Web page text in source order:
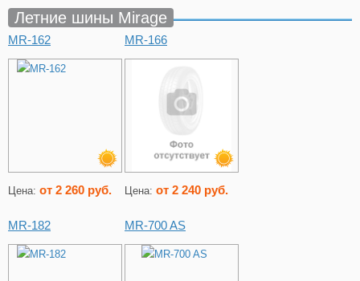
Оплата и доставка
Шиномонтаж
Контакты
Летние шины Mirage
MR-162
Цена: от 2 260 руб.
MR-166
Цена: от 2 240 руб.
MR-182 MR-700 AS